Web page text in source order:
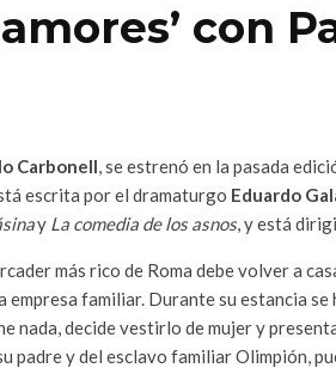
con
Carbonell, se estrenó en la pasada
escrita por el dramaturgo Eduardo
y La comedia de los asnos, y está
más rico de Roma debe volver a
familiar. Durante su estancia se
nada, decide vestirlo de mujer y
padre y del esclavo familiar Olimpión,